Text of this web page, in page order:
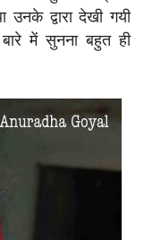
द्वारा देखी गयी
में सुनना बहुत ही